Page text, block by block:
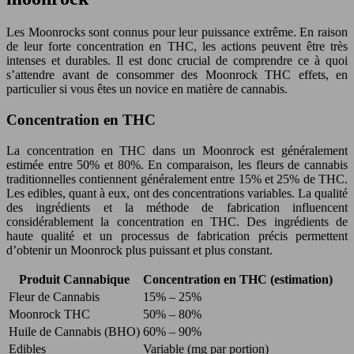
Les Moonrocks sont connus pour leur puissance extrême. En raison
de leur forte concentration en THC, les actions peuvent être très
intenses et durables. Il est donc crucial de comprendre ce à quoi
s’attendre avant de consommer des Moonrock THC effets, en
particulier si vous êtes un novice en matière de cannabis.
Concentration en THC
La concentration en THC dans un Moonrock est généralement
estimée entre 50% et 80%. En comparaison, les fleurs de cannabis
traditionnelles contiennent généralement entre 15% et 25% de THC.
Les edibles, quant à eux, ont des concentrations variables. La qualité
des ingrédients et la méthode de fabrication influencent
considérablement la concentration en THC. Des ingrédients de
haute qualité et un processus de fabrication précis permettent
d’obtenir un Moonrock plus puissant et plus constant.
Produit Cannabique
Concentration en THC (estimation)
Fleur de Cannabis
15% – 25%
Moonrock THC
50% – 80%
Huile de Cannabis (BHO) 60% – 90%
Edibles
Variable (mg par portion)